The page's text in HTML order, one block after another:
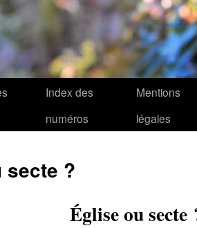
Index des
numéros
Mentions
légales
secte ?
Église ou secte